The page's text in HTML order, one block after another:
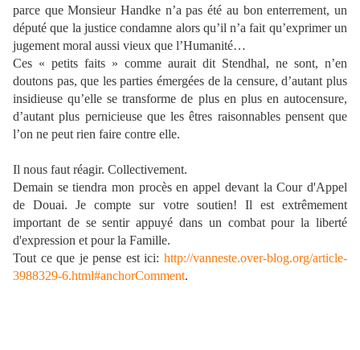
parce que Monsieur Handke n’a pas été au bon enterrement, un
député que la justice condamne alors qu’il n’a fait qu’exprimer un
jugement moral aussi vieux que l’Humanité…
Ces « petits faits » comme aurait dit Stendhal, ne sont, n’en
doutons pas, que les parties émergées de la censure, d’autant plus
insidieuse qu’elle se transforme de plus en plus en autocensure,
d’autant plus pernicieuse que les êtres raisonnables pensent que
l’on ne peut rien faire contre elle.
Il nous faut réagir. Collectivement.
Demain se tiendra mon procès en appel devant la Cour d'Appel
de Douai. Je compte sur votre soutien! Il est extrêmement
important de se sentir appuyé dans un combat pour la liberté
d'expression et pour la Famille.
Tout ce que je pense est ici: http://vanneste.over-blog.org/article-
3988329-6.html#anchorComment.